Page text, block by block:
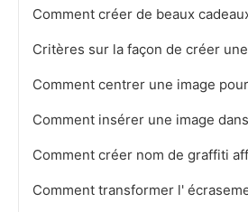
Comment créer de beaux
Critères sur la façon de créer
Comment insérer une image
Comment créer nom de graffiti